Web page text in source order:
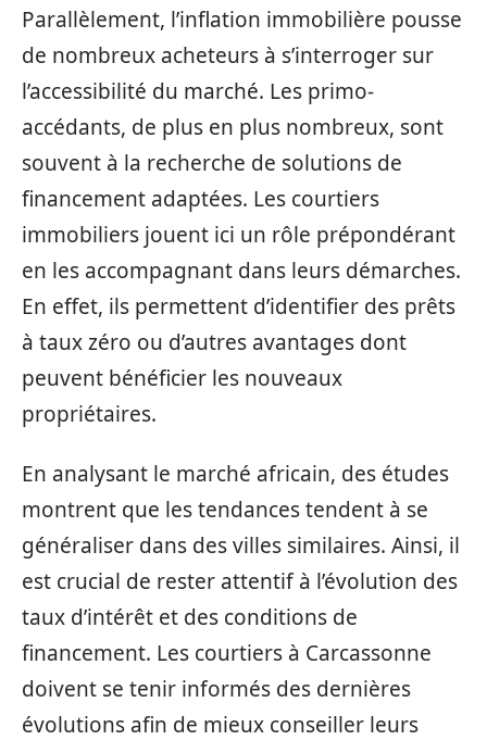
Parallèlement, l’inflation immobilière pousse
de nombreux acheteurs à s’interroger sur
l’accessibilité du marché. Les primo-
accédants, de plus en plus nombreux, sont
souvent à la recherche de solutions de
financement adaptées. Les courtiers
immobiliers jouent ici un rôle prépondérant
en les accompagnant dans leurs démarches.
En effet, ils permettent d’identifier des prêts
à taux zéro ou d’autres avantages dont
peuvent bénéficier les nouveaux
propriétaires.
En analysant le marché africain, des études
montrent que les tendances tendent à se
généraliser dans des villes similaires. Ainsi, il
est crucial de rester attentif à l’évolution des
taux d’intérêt et des conditions de
financement. Les courtiers à Carcassonne
doivent se tenir informés des dernières
évolutions afin de mieux conseiller leurs